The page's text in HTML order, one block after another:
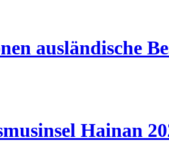
ausländische
Hainan